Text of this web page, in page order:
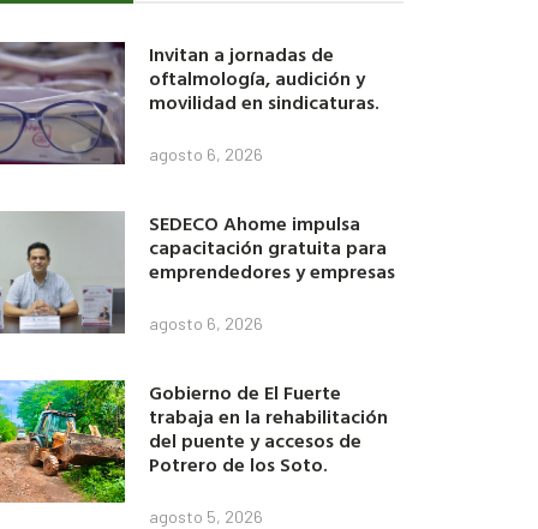
Invitan a jornadas de
oftalmología, audición y
movilidad en sindicaturas.
agosto 6, 2026
SEDECO Ahome impulsa
capacitación gratuita para
emprendedores y empresas
agosto 6, 2026
Gobierno de El Fuerte
trabaja en la rehabilitación
del puente y accesos de
Potrero de los Soto.
agosto 5, 2026